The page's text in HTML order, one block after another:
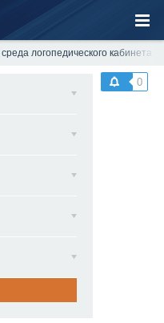
логопедического кабинета
0